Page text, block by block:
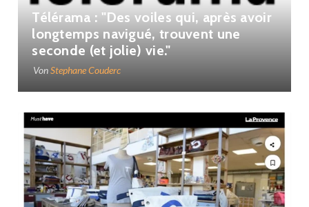
Télérama : "Des voiles qui, après avoir
longtemps navigué, trouvent une
seconde (et jolie) vie."
VonStephane Couderc